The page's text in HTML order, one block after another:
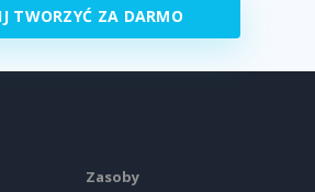
TWORZYĆ ZA DARMO
Zasoby